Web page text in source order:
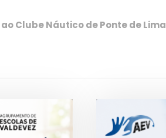
Clube Náutico de Ponte de Lima